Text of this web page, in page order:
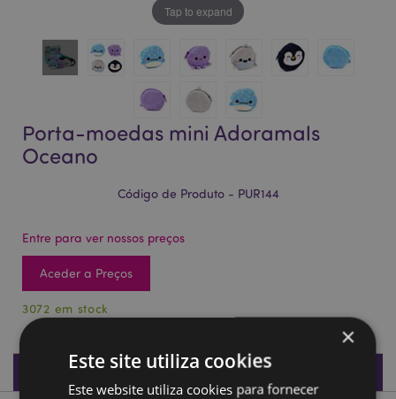
Tap to expand
Porta-moedas mini Adoramals
Oceano
Código de Produto - PUR144
Entre para ver nossos preços
Aceder a Preços
3072 em stock
Especificações do Produto
×
Este site utiliza cookies
Este website utiliza cookies para fornecer